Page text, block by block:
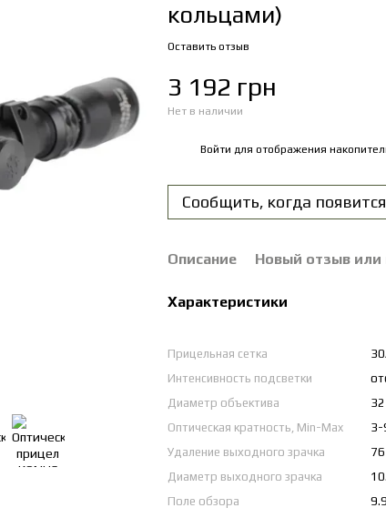
кольцами)
Оставить отзыв
3 192 грн
Нет в наличии
Войти для отображения
Сообщить, когда появится
Описание Новый отзыв или
Характеристики
Прицельная сетка
Интенсивность подсветки
Диаметр объектива
Оптическая кратность, Min-Max
3-
Удаление выходного зрачка
Диаметр выходного зрачка
Поле обзора